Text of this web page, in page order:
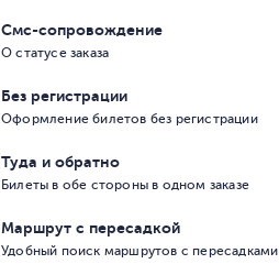
Смс-сопровождение
О статусе заказа
Без регистрации
Оформление билетов без регистрации
Туда и обратно
Билеты в обе стороны в одном заказе
Маршрут с пересадкой
Удобный поиск маршрутов с пересадками